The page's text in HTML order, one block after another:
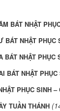
BÁT NHẬT
BÁT NHẬT PHỤC
NHẬT PHỤC
BÁT NHẬT PHỤC
PHỤC SINH –
TUẦN THÁNH